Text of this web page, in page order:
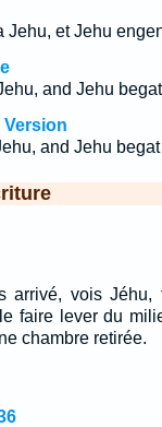
Jehu, et Jehu
and Jehu
Version
and Jehu
arrivé, vois
faire lever du
chambre retirée.